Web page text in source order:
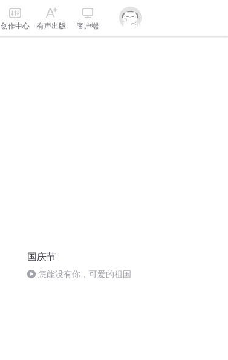
创作中心 有声出版 客户端
国庆节
怎能没有你，可爱的祖国